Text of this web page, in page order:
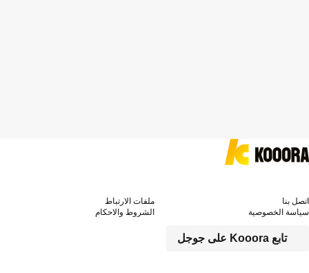
تابع Kooora على جوجل
اتصل بنا
ملفات الارتباط
سياسة الخصوصية
الشروط والاحكام